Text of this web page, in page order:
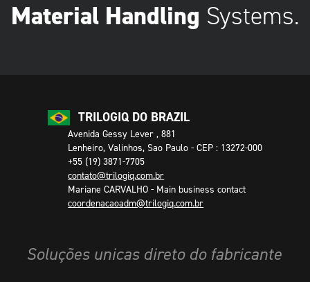
Material Handling Systems.
TRILOGIQ DO BRAZIL
Avenida Gessy Lever , 881
Lenheiro, Valinhos, Sao Paulo - CEP : 13272-000
+55 (19) 3871-7705
contato@trilogiq.com.br
Mariane CARVALHO - Main business contact
coordenacaoadm@trilogiq.com.br
Soluções unicas direto do fabricante